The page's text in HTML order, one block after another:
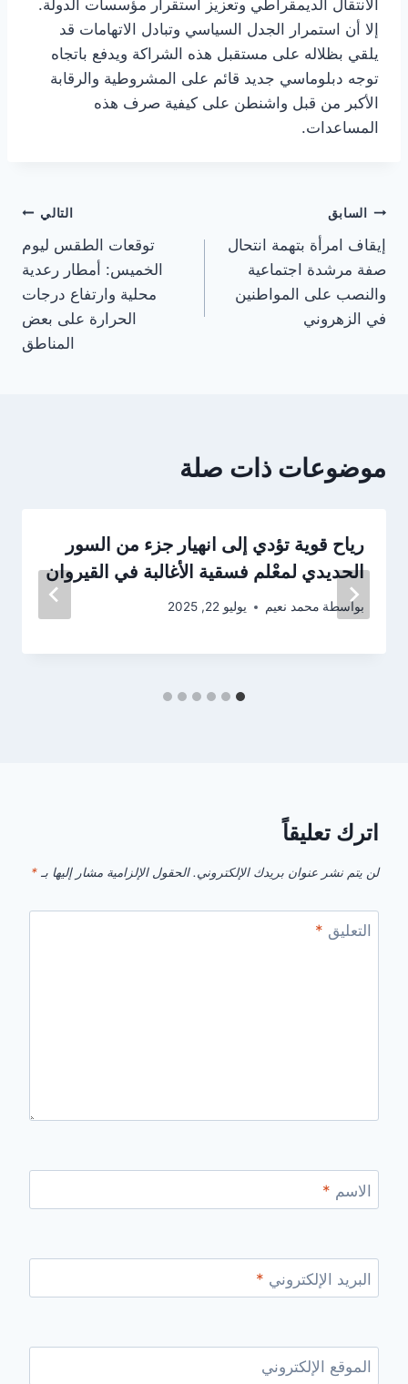
الانتقال الديمقراطي وتعزيز استقرار مؤسسات الدولة.
إلا أن استمرار الجدل السياسي وتبادل الاتهامات قد
يلقي بظلاله على مستقبل هذه الشراكة ويدفع باتجاه
توجه دبلوماسي جديد قائم على المشروطية والرقابة
الأكبر من قبل واشنطن على كيفية صرف هذه
المساعدات.
تصفّح
المقالات
السابق
إيقاف امرأة بتهمة انتحال
صفة مرشدة اجتماعية
والنصب على المواطنين
في الزهروني
التالي
توقعات الطقس ليوم
الخميس: أمطار رعدية
محلية وارتفاع درجات
الحرارة على بعض
المناطق
موضوعات ذات صلة
رياح قوية تؤدي إلى انهيار جزء من السور
الحديدي لمعْلم فسقية الأغالبة في القيروان
بواسطة محمد نعيم يوليو 22, 2025
اترك تعليقاً
لن يتم نشر عنوان بريدك الإلكتروني. الحقول الإلزامية مشار إليها بـ *
التعليق *
الاسم *
البريد الإلكتروني *
الموقع الإلكتروني